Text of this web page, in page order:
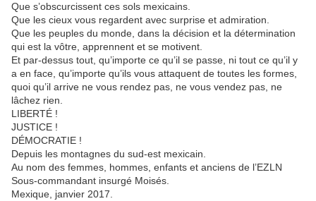
Que s’obscurcissent ces sols mexicains.
Que les cieux vous regardent avec surprise et admiration.
Que les peuples du monde, dans la décision et la détermination
qui est la vôtre, apprennent et se motivent.
Et par-dessus tout, qu’importe ce qu’il se passe, ni tout ce qu’il y
a en face, qu’importe qu’ils vous attaquent de toutes les formes,
quoi qu’il arrive ne vous rendez pas, ne vous vendez pas, ne
lâchez rien.
LIBERTÉ !
JUSTICE !
DÉMOCRATIE !
Depuis les montagnes du sud-est mexicain.
Au nom des femmes, hommes, enfants et anciens de l’EZLN
Sous-commandant insurgé Moisés.
Mexique, janvier 2017.